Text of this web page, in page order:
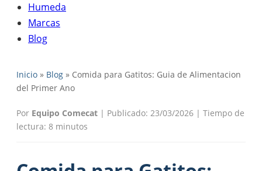
Humeda
Marcas
Blog
Inicio » Blog » Comida para Gatitos: Guia de Alimentacion
del Primer Ano
Por Equipo Comecat | Publicado: 23/03/2026 | Tiempo de
lectura: 8 minutos